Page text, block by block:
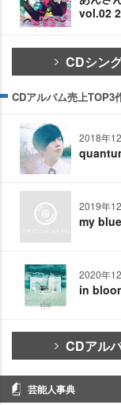
vol.02
CDシン
CDアルバム売上TOP3
2018年
2019年
my
2020年
in
CDアル
芸能人事典